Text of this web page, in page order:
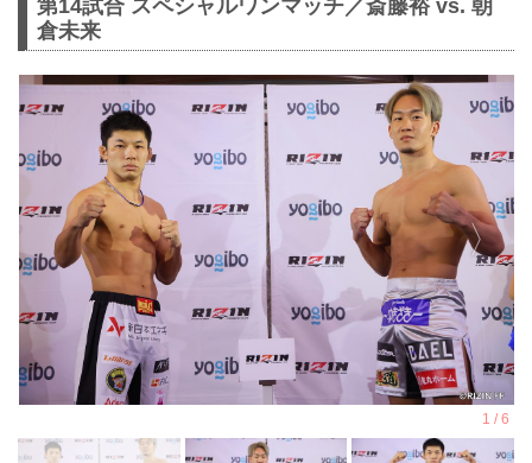
第14試合 スペシャルワンマッチ／斎藤裕 vs. 朝
倉未来